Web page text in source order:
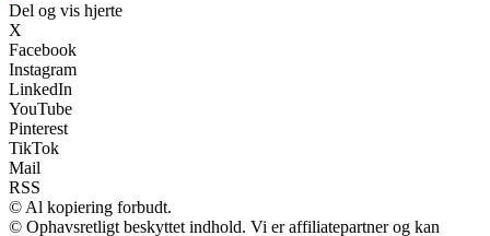
Del og vis hjerte
X
Facebook
Instagram
LinkedIn
YouTube
Pinterest
TikTok
Mail
RSS
© Al kopiering forbudt.
© Ophavsretligt beskyttet indhold. Vi er affiliatepartner og kan